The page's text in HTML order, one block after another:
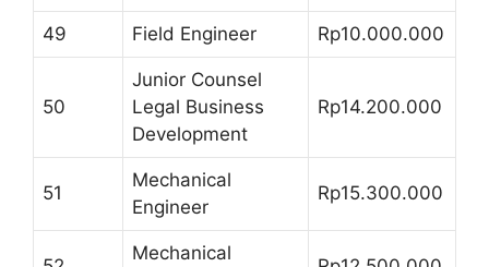
49 Field Engineer Rp10.000.000
50
Junior Counsel
Legal Business
Development
Rp14.200.000
51
Mechanical
Engineer
Rp15.300.000
Mechanical